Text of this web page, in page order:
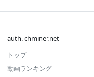
auth. chminer.net
トップ
動画ランキング